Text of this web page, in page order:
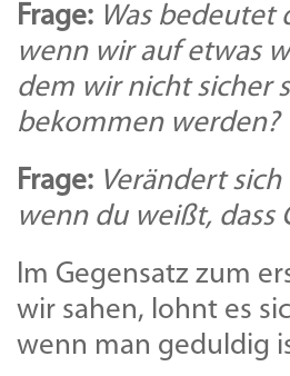
Frage: Was bedeutet
wenn wir auf etwas
dem wir nicht sicher
bekommen werden?
Frage: Verändert sich
wenn du weißt, dass
Im Gegensatz zum
wir sahen, lohnt es
wenn man geduldig